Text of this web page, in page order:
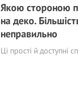
Якою стороною
на деко.
неправильно
Ці прості й доступні